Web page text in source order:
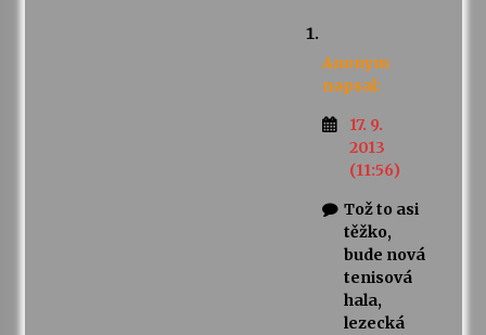
Anonym
napsal:
17. 9.
2013
(11:56)
Tož to asi
těžko,
bude nová
tenisová
hala,
lezecká